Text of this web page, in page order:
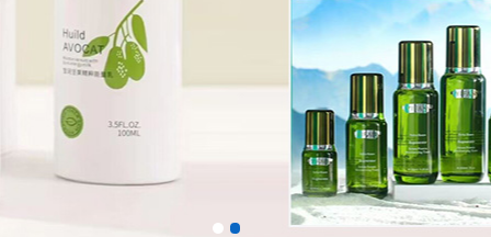
拉管瓶